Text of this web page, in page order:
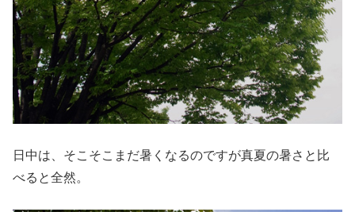
日中は、そこそこまだ暑くなるのですが真夏の暑さと比
べると全然。